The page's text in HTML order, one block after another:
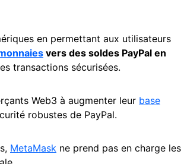
en permettant aux utilisateurs
vers des soldes PayPal en
transactions sécurisées.
Web3 à augmenter leur base
robustes de PayPal.
MetaMask ne prend pas en charge les